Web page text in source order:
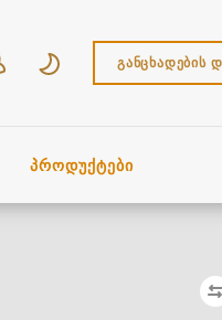
ᲒᲐᲜᲪᲮᲐᲓᲔᲑᲘᲡ
ᲞᲠᲝᲓᲣᲥᲢᲔᲑᲘ